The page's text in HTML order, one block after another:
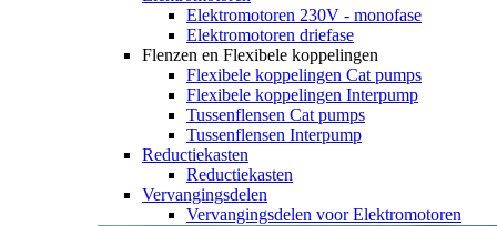
Elektromotoren 230V - monofase
Elektromotoren driefase
Flenzen en Flexibele koppelingen
Flexibele koppelingen Cat pumps
Flexibele koppelingen Interpump
Tussenflensen Cat pumps
Tussenflensen Interpump
Reductiekasten
Reductiekasten
Vervangingsdelen
Vervangingsdelen voor Elektromotoren